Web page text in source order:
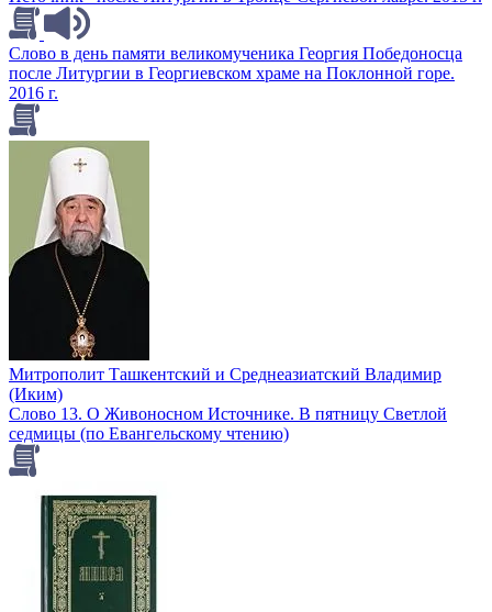
Слово в день памяти великомученика Георгия Победоносца
после Литургии в Георгиевском храме на Поклонной горе.
2016 г.
Митрополит Ташкентский и Среднеазиатский Владимир
(Иким)
Слово 13. О Живоносном Источнике. В пятницу Светлой
седмицы (по Евангельскому чтению)